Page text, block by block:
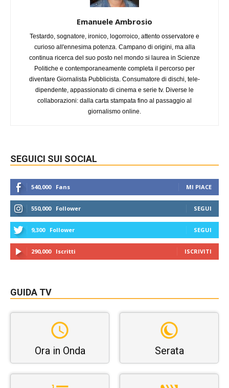
Emanuele Ambrosio
Testardo, sognatore, ironico, logorroico, attento osservatore e
curioso all'ennesima potenza. Campano di origini, ma alla
continua ricerca del suo posto nel mondo si laurea in Scienze
Politiche e contemporaneamente completa il percorso per
diventare Giornalista Pubblicista. Consumatore di dischi, tele-
dipendente, appassionato di cinema e serie tv. Diverse le
collaborazioni: dalla carta stampata fino al passaggio al
giornalismo online.
SEGUICI SUI SOCIAL
540,000 Fans MI PIACE
550,000 Follower SEGUI
9,300 Follower SEGUI
290,000 Iscritti ISCRIVITI
GUIDA TV
Ora in Onda Serata